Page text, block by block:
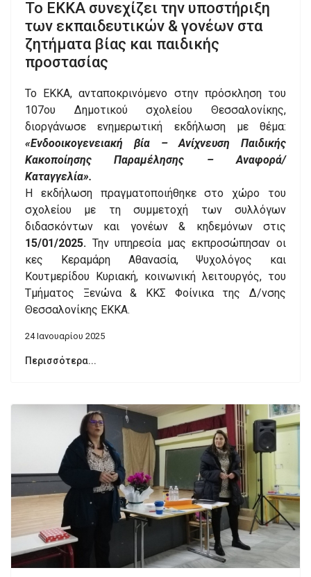
Το ΕΚΚΑ συνεχίζει την υποστήριξη
των εκπαιδευτικών & γονέων στα
ζητήματα βίας και παιδικής
προστασίας
Το ΕΚΚΑ, ανταποκρινόμενο στην πρόσκληση του
107ου Δημοτικού σχολείου Θεσσαλονίκης,
διοργάνωσε ενημερωτική εκδήλωση με θέμα:
«Ενδοοικογενειακή βία – Ανίχνευση Παιδικής
Κακοποίησης Παραμέλησης – Αναφορά/
Καταγγελία».
Η εκδήλωση πραγματοποιήθηκε στο χώρο του
σχολείου με τη συμμετοχή των συλλόγων
διδασκόντων και γονέων & κηδεμόνων στις
15/01/2025. Την υπηρεσία μας εκπροσώπησαν οι
κες Κεραμάρη Αθανασία, Ψυχολόγος και
Κουτμερίδου Κυριακή, κοινωνική λειτουργός, του
Τμήματος Ξενώνα & ΚΚΣ Φοίνικα της Δ/νσης
Θεσσαλονίκης ΕΚΚΑ.
24 Ιανουαρίου 2025
Περισσότερα...